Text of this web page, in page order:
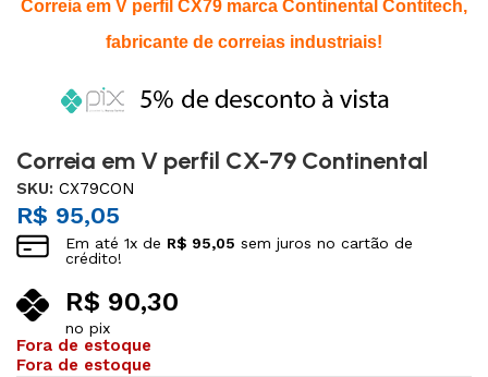
Correia em V perfil CX79 marca Continental Contitech,
fabricante de correias industriais!
Correia em V perfil CX-79 Continental
SKU:CX79CON
R$ 95,05
Em até1x de R$ 95,05 sem juros no cartão de
crédito!
R$ 90,30
no pix
Fora de estoque
Fora de estoque